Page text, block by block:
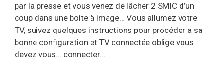
par la presse et vous venez de lâcher 2 SMIC d’un
coup dans une boite à image… Vous allumez votre
TV, suivez quelques instructions pour procéder a sa
bonne configuration et TV connectée oblige vous
devez vous… connecter…